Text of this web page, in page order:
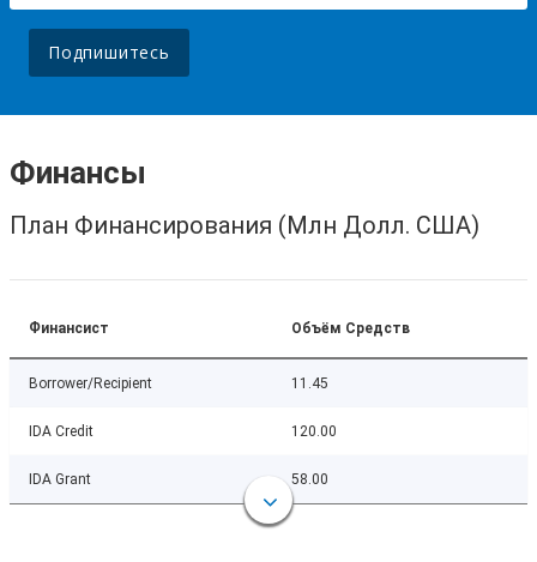
Подпишитесь
Финансы
План Финансирования (Млн Долл. США)
Финансист Объём Средств
Borrower/Recipient 11.45
IDA Credit 120.00
IDA Grant 58.00